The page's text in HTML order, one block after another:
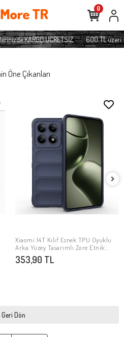
KARGO ÜCRETSİZ 600 TL üzeri
0
Öne Çıkanları
SEPETE EKLE
Xiaomi 14T Kılıf Esnek TPU Oyuklu
Arka Yüzey Tasarımlı Zore Etnik
Silikon Kapak
353,90 TL
Geri Dön